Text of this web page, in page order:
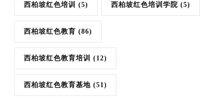
西柏坡红色培训 (5) 西柏坡红色培训学院 (5)
西柏坡红色教育 (86)
西柏坡红色教育培训 (12)
西柏坡红色教育基地 (51)